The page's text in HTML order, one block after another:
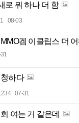
로 뭐 하나 더 함
08-03
겜 이클립스 더
하다
07-31
여는 거 같은데